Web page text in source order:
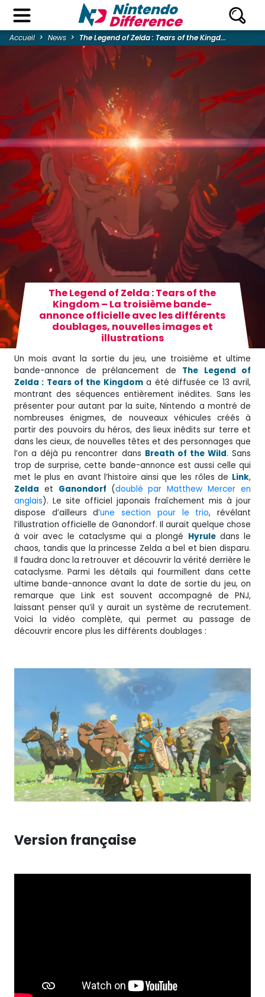
Accueil News The Legend of Zelda : Tears of the Kingd...
The Legend of Zelda : Tears of the
Kingdom – La troisième bande-
annonce officielle avec les différents
doublages, nouvelles images et
illustrations
Un mois avant la sortie du jeu, une troisième et ultime
bande-annonce de prélancement de The Legend of
Zelda : Tears of the Kingdoma été diffusée ce 13 avril,
montrant des séquences entièrement inédites. Sans les
présenter pour autant par la suite, Nintendo a montré de
nombreuses énigmes, de nouveaux véhicules créés à
partir des pouvoirs du héros, des lieux inédits sur terre et
dans les cieux, de nouvelles têtes et des personnages que
l’on a déjà pu rencontrer dans Breath of the Wild. Sans
trop de surprise, cette bande-annonce est aussi celle qui
met le plus en avant l’histoire ainsi que les rôles de Link,
Zelda et Ganondorf (doublé par Matthew Mercer en
anglais). Le site officiel japonais fraîchement mis à jour
dispose d’ailleurs d’une section pour le trio, révélant
l’illustration officielle de Ganondorf. Il aurait quelque chose
à voir avec le cataclysme qui a plongé Hyruledans le
chaos, tandis que la princesse Zelda a bel et bien disparu.
Il faudra donc la retrouver et découvrir la vérité derrière le
cataclysme. Parmi les détails qui fourmillent dans cette
ultime bande-annonce avant la date de sortie du jeu, on
remarque que Link est souvent accompagné de PNJ,
laissant penser qu’il y aurait un système de recrutement.
Voici la vidéo complète, qui permet au passage de
découvrir encore plus les différents doublages :
Version française